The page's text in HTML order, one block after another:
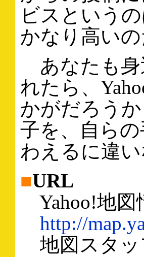
ビスという
かなり高い
あなたも身
れたら、
かがだろう
子を、自ら
わえるに違
■URL
Yahoo!地図
http://
地図スタッ